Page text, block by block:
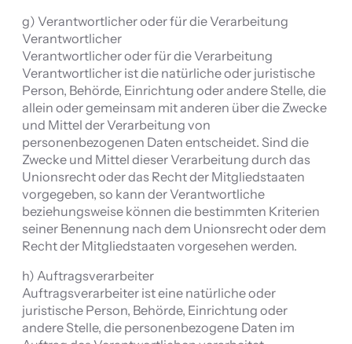
g) Verantwortlicher oder für die Verarbeitung
Verantwortlicher
Verantwortlicher oder für die Verarbeitung
Verantwortlicher ist die natürliche oder juristische
Person, Behörde, Einrichtung oder andere Stelle, die
allein oder gemeinsam mit anderen über die Zwecke
und Mittel der Verarbeitung von
personenbezogenen Daten entscheidet. Sind die
Zwecke und Mittel dieser Verarbeitung durch das
Unionsrecht oder das Recht der Mitgliedstaaten
vorgegeben, so kann der Verantwortliche
beziehungsweise können die bestimmten Kriterien
seiner Benennung nach dem Unionsrecht oder dem
Recht der Mitgliedstaaten vorgesehen werden.
h) Auftragsverarbeiter
Auftragsverarbeiter ist eine natürliche oder
juristische Person, Behörde, Einrichtung oder
andere Stelle, die personenbezogene Daten im